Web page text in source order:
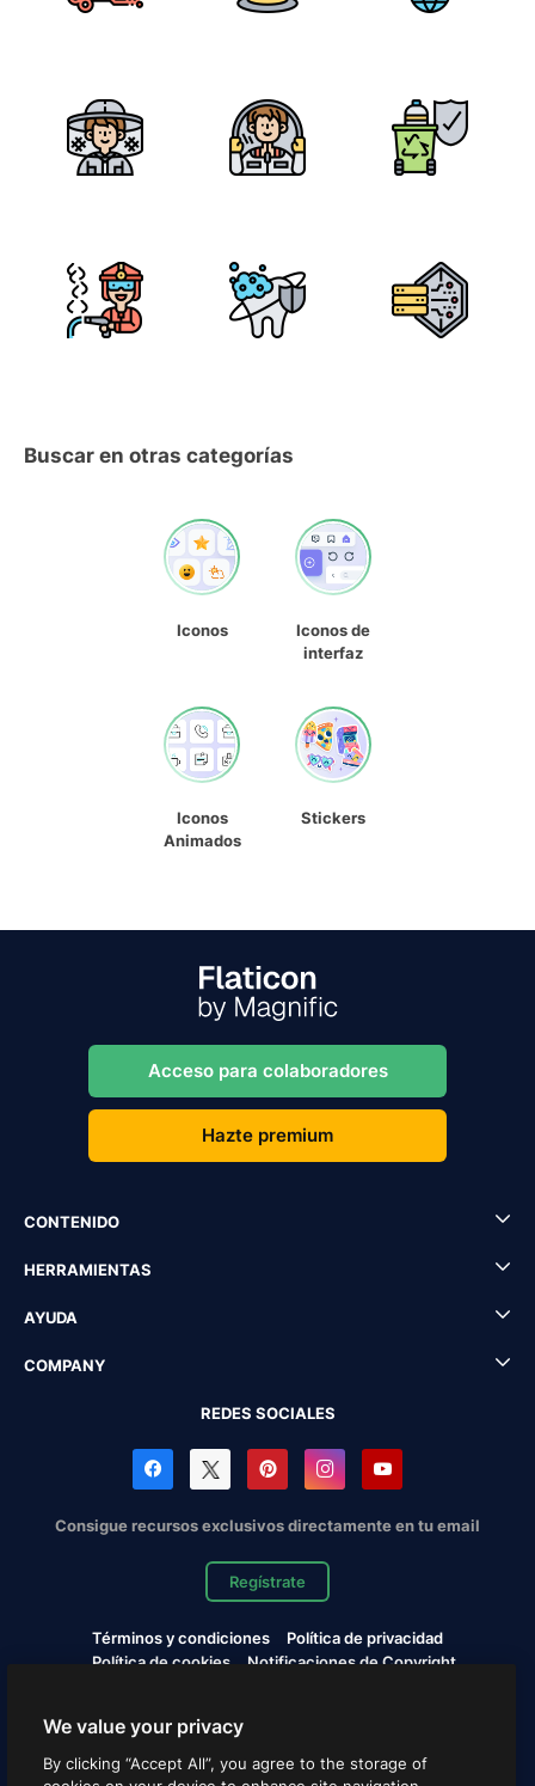
Buscar en otras categorías
Iconos
Iconos de
interfaz
Iconos
Animados
Stickers
Acceso para colaboradores
Hazte premium
CONTENIDO
HERRAMIENTAS
AYUDA
COMPANY
REDES SOCIALES
Consigue recursos exclusivos directamente en tu email
Regístrate
Términos y condiciones
Política de privacidad
Política de cookies
Notificaciones de Copyright
Copyright © 2010-2026 Freepik Company S.L.U. Todos los
We value your privacy
By clicking “Accept All”, you agree to the storage of